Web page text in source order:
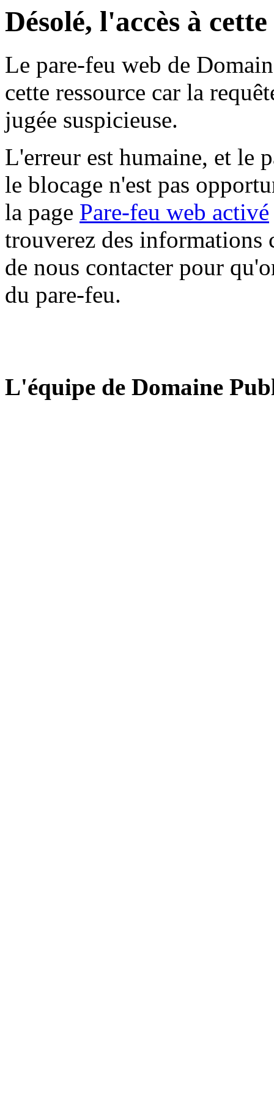
Désolé, l'accès à
Le pare-feu web de
cette ressource car la
jugée suspicieuse.
L'erreur est humaine, et le
le blocage n'est pas
la page Pare-feu web activé
trouverez des informations
de nous contacter pour
du pare-feu.
L'équipe de Domaine